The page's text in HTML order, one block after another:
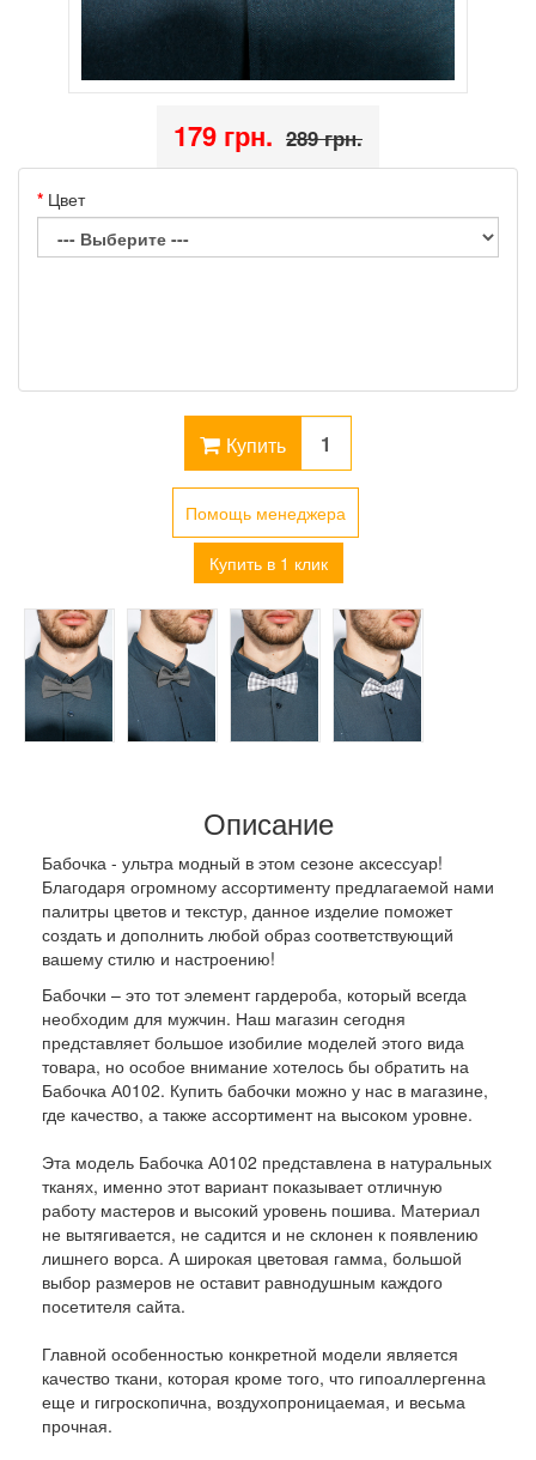
179 грн. 289 грн.
Цвет
Купить
Помощь менеджера
Купить в 1 клик
Описание
Бабочка - ультра модный в этом сезоне аксессуар!
Благодаря огромному ассортименту предлагаемой нами
палитры цветов и текстур, данное изделие поможет
создать и дополнить любой образ соответствующий
вашему стилю и настроению!
Бабочки – это тот элемент гардероба, который всегда
необходим для мужчин. Наш магазин сегодня
представляет большое изобилие моделей этого вида
товара, но особое внимание хотелось бы обратить на
Бабочка А0102. Купить бабочки можно у нас в магазине,
где качество, а также ассортимент на высоком уровне.
Эта модель Бабочка А0102 представлена в натуральных
тканях, именно этот вариант показывает отличную
работу мастеров и высокий уровень пошива. Материал
не вытягивается, не садится и не склонен к появлению
лишнего ворса. А широкая цветовая гамма, большой
выбор размеров не оставит равнодушным каждого
посетителя сайта.
Главной особенностью конкретной модели является
качество ткани, которая кроме того, что гипоаллергенна
еще и гигроскопична, воздухопроницаемая, и весьма
прочная.